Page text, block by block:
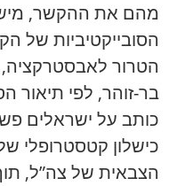
מהם את ההקשר,
הסובייקטיביות של
הטרור
בר-זוהר, לפי תיאור
כותב על ישראלים
כישלון קטסטרופלי
הצבאית של צה”ל,